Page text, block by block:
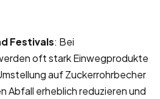
Festivals: Bei
oft stark Einwegprodukte
auf Zuckerrohrbecher
Abfall erheblich reduzieren und